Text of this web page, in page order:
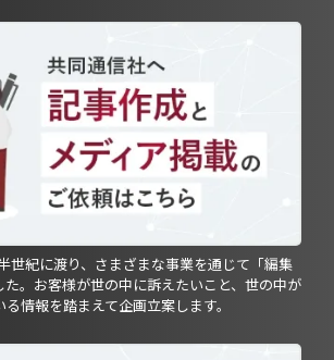
世紀に渡り、さまざまな事業を通じて「編集
。お客様が世の中に訴えたいこと、世の中が
情報を踏まえて企画立案します。